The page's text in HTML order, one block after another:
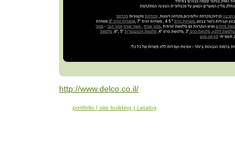
http://www.delco.co.il/
portfolio | site building | catalog